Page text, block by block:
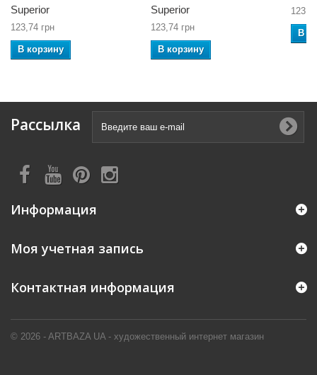
Superior
123,74 грн
В корзину
Superior
123,74 грн
В корзину
В
Рассылка
Информация
© 2026 - ARTBAZA UA - художественный интернет магазин
Моя учетная запись
Контактная информация